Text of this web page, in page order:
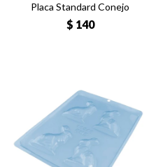
Placa Standard Conejo
$ 140